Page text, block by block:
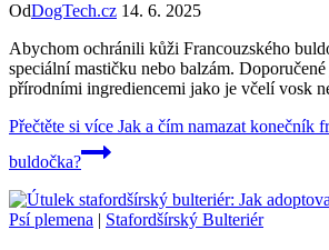
OdDogTech.cz 14. 6. 2025
Abychom ochránili kůži Francouzského
speciální mastičku nebo balzám.
přírodními ingrediencemi jako je včelí vosk
Přečtěte si více Jak a čím namazat konečník
buldočka?
Psí plemena | Stafordšírský Bulteriér